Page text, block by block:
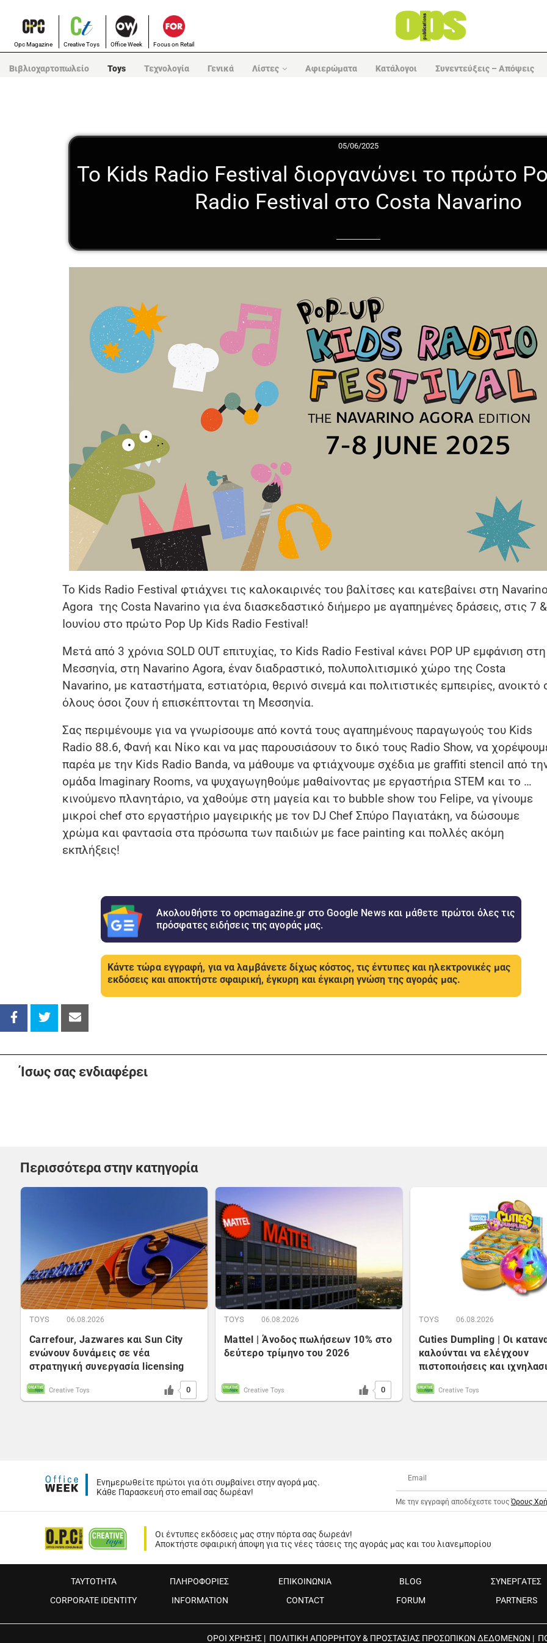
Opc Magazine Creative Toys Office Week Focus on Retail
Βιβλιοχαρτοπωλείο Toys Τεχνολογία Γενικά Λίστες Αφιερώματα Κατάλογοι Συνεντεύξεις – Απόψεις
05/06/2025
Το Kids Radio Festival διοργανώνει το πρώτο
Radio Festival στο Costa Navarino
Το Kids Radio Festival φτιάχνει τις καλοκαιρινές του βαλίτσες και κατεβαίνει στη Navarino
Agora της Costa Navarino για ένα διασκεδαστικό διήμερο με αγαπημένες δράσεις, στις 7
Ιουνίου στο πρώτο Pop Up Kids Radio Festival!
Μετά από 3 χρόνια SOLD OUT επιτυχίας, το Kids Radio Festival κάνει POP UP εμφάνιση στη
Μεσσηνία, στη Navarino Agora, έναν διαδραστικό, πολυπολιτισμικό χώρο της Costa
Navarino, με καταστήματα, εστιατόρια, θερινό σινεμά και πολιτιστικές εμπειρίες, ανοικτό
όλους όσοι ζουν ή επισκέπτονται τη Μεσσηνία.
Σας περιμένουμε για να γνωρίσουμε από κοντά τους αγαπημένους παραγωγούς του Kids
Radio 88.6, Φανή και Νίκo και να μας παρουσιάσουν το δικό τους Radio Show, να
παρέα με την Kids Radio Banda, να μάθουμε να φτιάχνουμε σχέδια με graffiti stencil από
ομάδα Imaginary Rooms, να ψυχαγωγηθούμε μαθαίνοντας με εργαστήρια STEM και το …
κινούμενο πλανητάριο, να χαθούμε στη μαγεία και το bubble show του Felipe, να γίνουμε
μικροί chef στο εργαστήριο μαγειρικής με τον DJ Chef Σπύρο Παγιατάκη, να δώσουμε
χρώμα και φαντασία στα πρόσωπα των παιδιών με face painting και πολλές ακόμη
εκπλήξεις!
Ακολουθήστε το opcmagazine.gr στο Google News και μάθετε πρώτοι όλες τις
πρόσφατες ειδήσεις της αγοράς μας.
Κάντε τώρα εγγραφή, για να λαμβάνετε δίχως κόστος, τις έντυπες και ηλεκτρονικές μας
εκδόσεις και αποκτήστε σφαιρική, έγκυρη και έγκαιρη γνώση της αγοράς μας.
Ίσως σας ενδιαφέρει
Περισσότερα στην κατηγορία
TOYS 06.08.2026
Carrefour, Jazwares και Sun City
ενώνουν δυνάμεις σε νέα
στρατηγική συνεργασία licensing
Creative Toys 0
TOYS 06.08.2026
Mattel | Άνοδος πωλήσεων 10% στο
δεύτερο τρίμηνο του 2026
Creative Toys 0
TOYS 06.08.2026
Cuties Dumpling | Οι
καλούνται να ελέγχουν
πιστοποιήσεις και
Creative Toys
Ενημερωθείτε πρώτοι για ότι συμβαίνει στην αγορά μας.
Κάθε Παρασκευή στο email σας δωρέαν!
Με την εγγραφή αποδέχεστε τους Όρους
Οι έντυπες εκδόσεις μας στην πόρτα σας δωρεάν!
Αποκτήστε σφαιρική άποψη για τις νέες τάσεις της αγοράς μας και του λιανεμπορίου
ΤΑΥΤΟΤΗΤΑ ΠΛΗΡΟΦΟΡΙΕΣ ΕΠΙΚΟΙΝΩΝΙΑ BLOG ΣΥΝΕΡΓΑΤΕΣ
CORPORATE IDENTITY
INFORMATION CONTACT FORUM PARTNERS
ΟΡΟΙ ΧΡΗΣΗΣ| ΠΟΛΙΤΙΚΗ ΑΠΟΡΡΗΤΟΥ & ΠΡΟΣΤΑΣΙΑΣ ΠΡΟΣΩΠΙΚΩΝ ΔΕΔΟΜΕΝΩΝ |